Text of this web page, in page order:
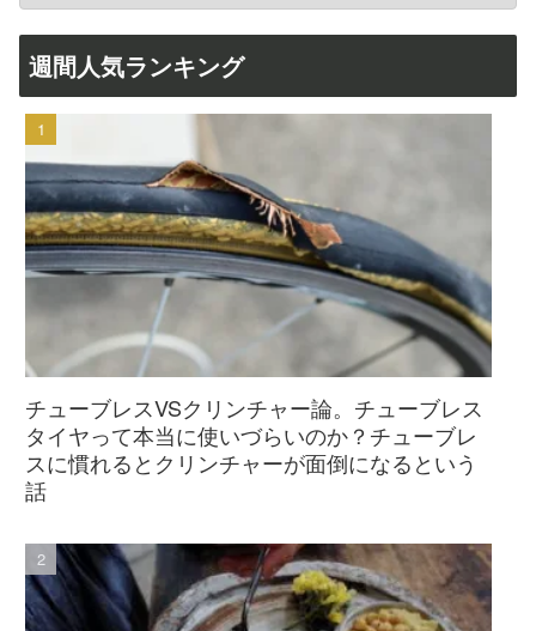
週間人気ランキング
チューブレスVSクリンチャー論。チューブレス
タイヤって本当に使いづらいのか？チューブレ
スに慣れるとクリンチャーが面倒になるという
話